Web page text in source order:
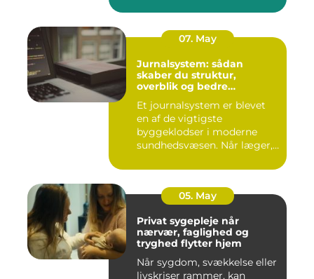
07. May
Jurnalsystem: sådan
skaber du struktur,
overblik og bedre
Et journalsystem er blevet
en af de vigtigste
byggeklodser i moderne
sundhedsvæsen. Når læger,
05. May
Privat sygepleje når
nærvær, faglighed og
tryghed flytter hjem
Når sygdom, svækkelse eller
livskriser rammer, kan